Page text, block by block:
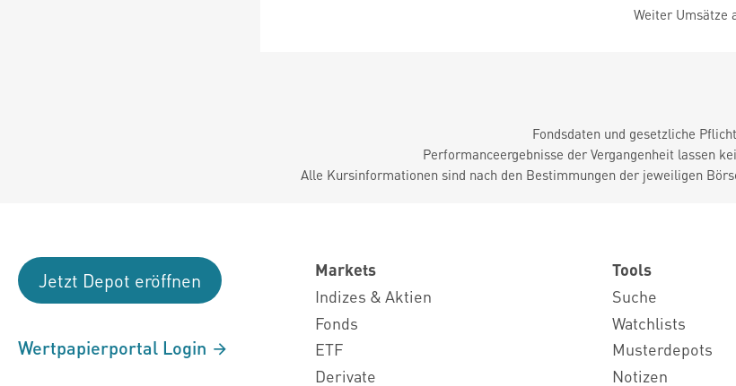
Weiter Umsätze
Fondsdaten und gesetzliche
Performanceergebnisse der Vergangenheit lassen
Alle Kursinformationen sind nach den Bestimmungen der jeweiligen
Jetzt Depot eröffnen
Wertpapierportal Login
Markets
Indizes & Aktien
Fonds
ETF
Derivate
Tools
Suche
Watchlists
Musterdepots
Notizen